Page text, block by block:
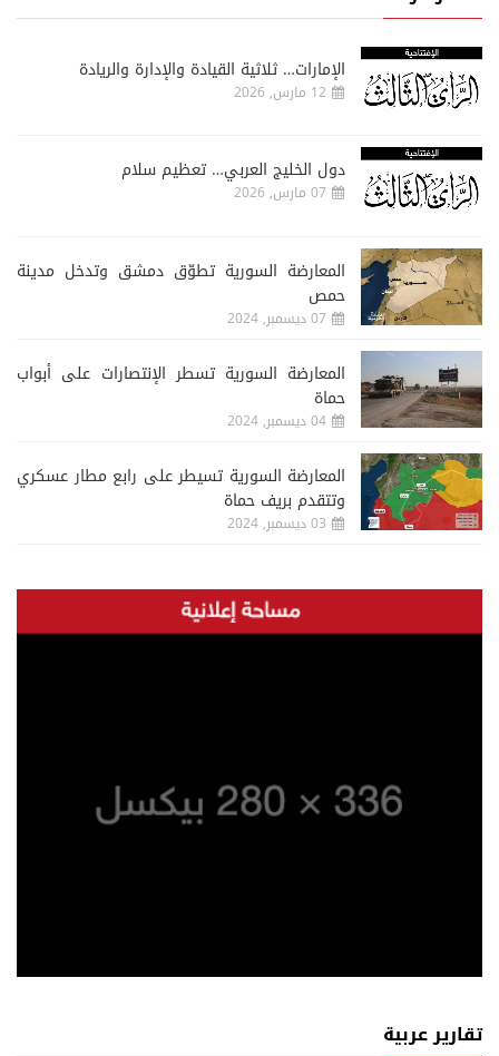
الإمارات… ثلاثية القيادة والإدارة والريادة
12 مارس, 2026
دول الخليج العربي… تعظيم سلام
07 مارس, 2026
المعارضة السورية تطوّق دمشق وتدخل مدينة
حمص
07 ديسمبر, 2024
المعارضة السورية تسطر الإنتصارات على أبواب
حماة
04 ديسمبر, 2024
المعارضة السورية تسيطر على رابع مطار عسكري
وتتقدم بريف حماة
03 ديسمبر, 2024
تقارير عربية